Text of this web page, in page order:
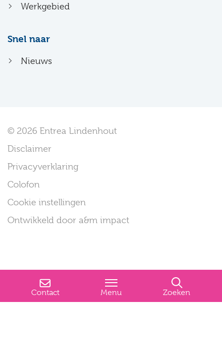
Werkgebied
Snel naar
Nieuws
© 2026 Entrea Lindenhout
Disclaimer
Privacyverklaring
Colofon
Cookie instellingen
Ontwikkeld door a&m impact
Contact Menu Zoeken